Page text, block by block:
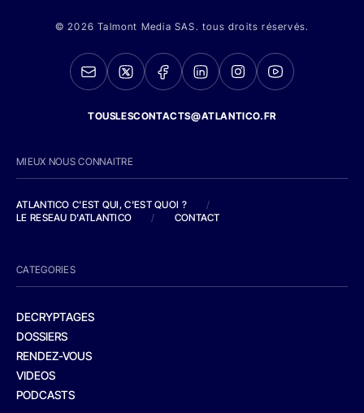
© 2026 Talmont Media SAS. tous droits réservés.
TOUSLESCONTACTS@ATLANTICO.FR
MIEUX NOUS CONNAITRE
ATLANTICO C'EST QUI, C'EST QUOI ?
/
LE RESEAU D'ATLANTICO
/ CONTACT
CATEGORIES
DECRYPTAGES
DOSSIERS
RENDEZ-VOUS
VIDEOS
PODCASTS